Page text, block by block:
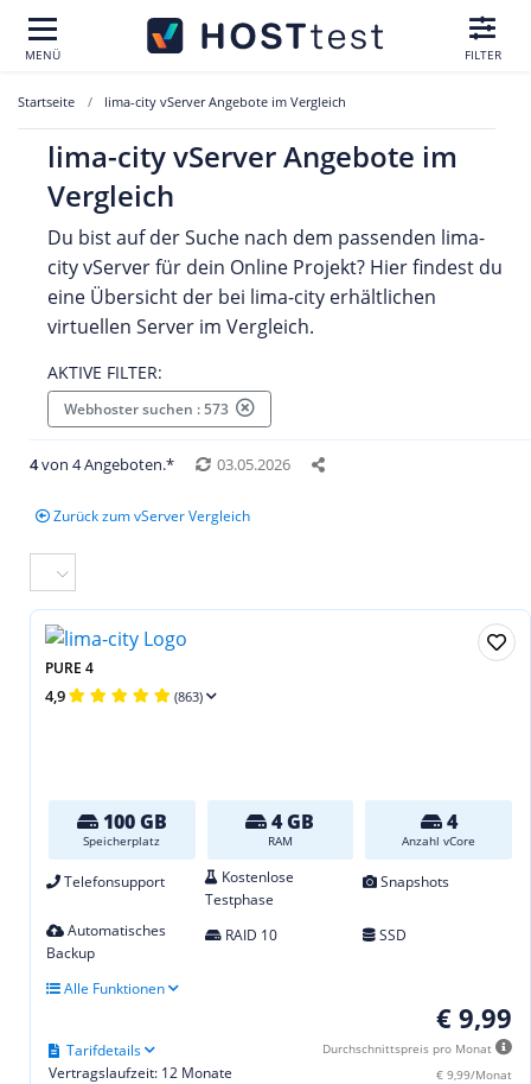
MENÜ FILTER
Startseite lima-city vServer Angebote im Vergleich
lima-city vServer Angebote im
Vergleich
Du bist auf der Suche nach dem passenden lima-
city vServer für dein Online Projekt? Hier findest du
eine Übersicht der bei lima-city erhältlichen
virtuellen Server im Vergleich.
AKTIVE FILTER:
Webhoster suchen : 573
4von 4 Angeboten.* 03.05.2026
Zurück zum vServer Vergleich
PURE 4
4,9 (863)
100 GB
Speicherplatz
4 GB
RAM
4
Anzahl vCore
Telefonsupport
Kostenlose
Testphase
Snapshots
Automatisches
Backup
RAID 10 SSD
Alle Funktionen
€ 9,99
Durchschnittspreis pro Monat
€ 9,99/Monat
Vertragslaufzeit: 12 Monate
Tarifdetails